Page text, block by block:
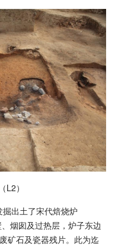
L2）
出土了宋代焙烧炉
烟囱及过热层，炉子东边
矿石及瓷器残片。此为迄